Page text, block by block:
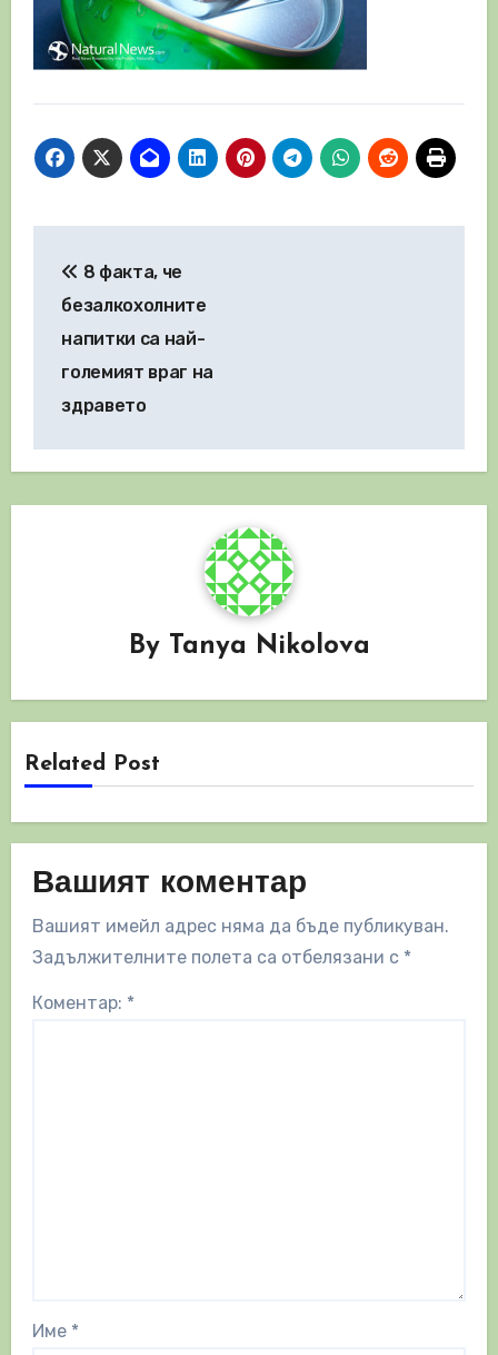
8 факта, че
безалкохолните
напитки са най-
големият враг на
здравето
By Tanya Nikolova
Related Post
Вашият коментар
Вашият имейл адрес няма да бъде публикуван.
Задължителните полета са отбелязани с *
Коментар: *
Име *